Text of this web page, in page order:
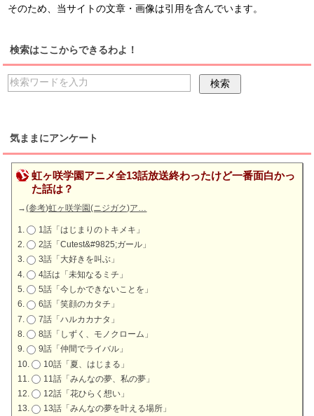
そのため、当サイトの文章・画像は引用を含んでいます。
検索はここからできるわよ！
気ままにアンケート
虹ヶ咲学園アニメ全13話放送終わったけど一番面白かっ
た話は？
→(参考)虹ヶ咲学園(ニジガク)ア…
1話「はじまりのトキメキ」
2話「Cutest&#9825;ガール」
3話「大好きを叫ぶ」
4話は「未知なるミチ」
5話「今しかできないことを」
6話「笑顔のカタチ」
7話「ハルカカナタ」
8話「しずく、モノクローム」
9話「仲間でライバル」
10話「夏、はじまる」
11話「みんなの夢、私の夢」
12話「花ひらく想い」
13話「みんなの夢を叶える場所」